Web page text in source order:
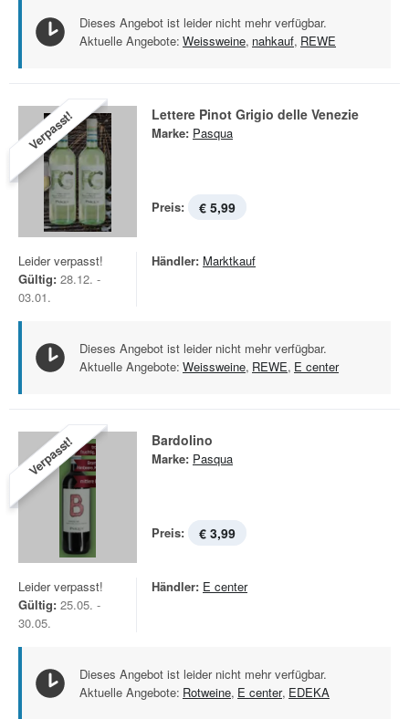
Dieses Angebot ist leider nicht mehr verfügbar.
Aktuelle Angebote: Weissweine, nahkauf, REWE
Verpasst! Lettere Pinot Grigio delle Venezie
Marke: Pasqua
Preis: € 5,99
Leider verpasst!
Gültig: 28.12. -
03.01.
Händler: Marktkauf
Dieses Angebot ist leider nicht mehr verfügbar.
Aktuelle Angebote: Weissweine, REWE, E center
Verpasst! Bardolino
Marke: Pasqua
Preis: € 3,99
Leider verpasst!
Gültig: 25.05. -
30.05.
Händler: E center
Dieses Angebot ist leider nicht mehr verfügbar.
Aktuelle Angebote: Rotweine, E center, EDEKA